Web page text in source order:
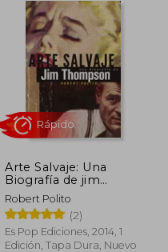
5%
dcto.
Arte Salvaje: Una
Biografía de jim
Thompson
Robert Polito
(2)
Es Pop Ediciones, 2014, 1
Edición, Tapa Dura, Nuevo